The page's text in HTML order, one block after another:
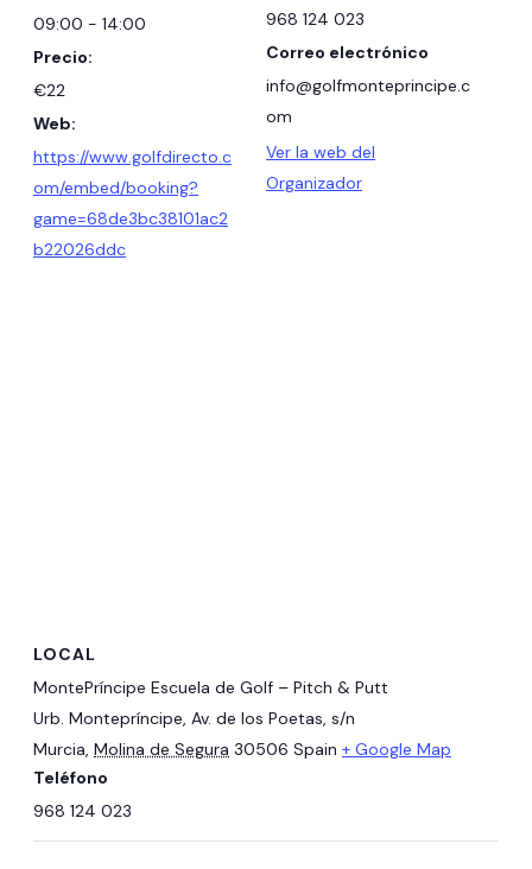
09:00 - 14:00
Precio:
€22
Web:
https://www.golfdirecto.c
om/embed/booking?
game=68de3bc38101ac2
b22026ddc
968 124 023
Correo electrónico
info@golfmonteprincipe.c
om
Ver la web del
Organizador
LOCAL
MontePríncipe Escuela de Golf – Pitch & Putt
Urb. Montepríncipe, Av. de los Poetas, s/n
Murcia Molina de Segura 30506 Spain + Google Map
Teléfono
968 124 023